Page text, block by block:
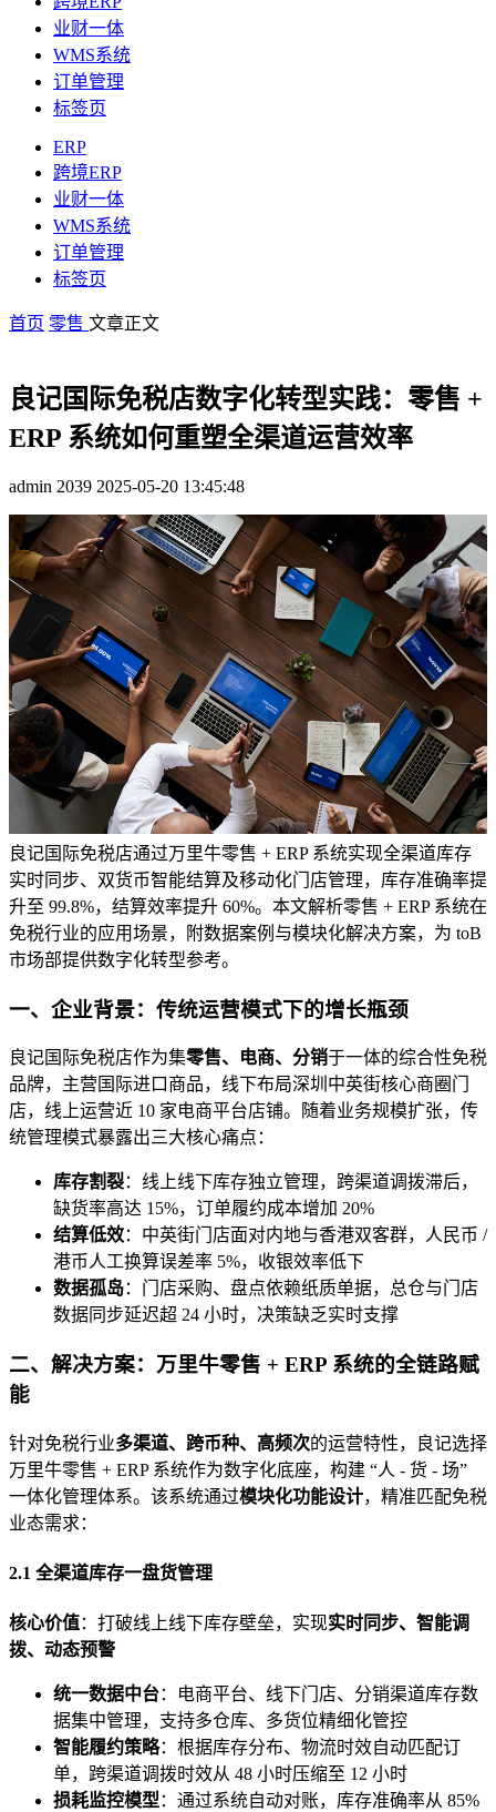
业财一体
WMS系统
订单管理
标签页
ERP
跨境ERP
业财一体
WMS系统
订单管理
标签页
首页 零售 文章正文
良记国际免税店数字化转型实践：零售 +
ERP 系统如何重塑全渠道运营效率
admin 2039 2025-05-20 13:45:48
良记国际免税店通过万里牛零售 + ERP 系统实现全渠道库存
实时同步、双货币智能结算及移动化门店管理，库存准确率提
升至 99.8%，结算效率提升 60%。本文解析零售 + ERP 系统在
免税行业的应用场景，附数据案例与模块化解决方案，为 toB
市场部提供数字化转型参考。
一、企业背景：传统运营模式下的增长瓶颈
良记国际免税店作为集零售、电商、分销于一体的综合性免税
品牌，主营国际进口商品，线下布局深圳中英街核心商圈门
店，线上运营近 10 家电商平台店铺。随着业务规模扩张，传
统管理模式暴露出三大核心痛点：
库存割裂：线上线下库存独立管理，跨渠道调拨滞后，
缺货率高达 15%，订单履约成本增加 20%
结算低效：中英街门店面对内地与香港双客群，人民币 /
港币人工换算误差率 5%，收银效率低下
数据孤岛：门店采购、盘点依赖纸质单据，总仓与门店
数据同步延迟超 24 小时，决策缺乏实时支撑
二、解决方案：万里牛零售 + ERP 系统的全链路赋
能
针对免税行业多渠道、跨币种、高频次的运营特性，良记选择
万里牛零售 + ERP 系统作为数字化底座，构建 “人 - 货 - 场”
一体化管理体系。该系统通过模块化功能设计，精准匹配免税
业态需求：
2.1 全渠道库存一盘货管理
核心价值：打破线上线下库存壁垒，实现实时同步、智能调
拨、动态预警
统一数据中台：电商平台、线下门店、分销渠道库存数
据集中管理，支持多仓库、多货位精细化管控
智能履约策略：根据库存分布、物流时效自动匹配订
单，跨渠道调拨时效从 48 小时压缩至 12 小时
损耗监控模型 ：通过系统自动对账，库存准确率从 85%